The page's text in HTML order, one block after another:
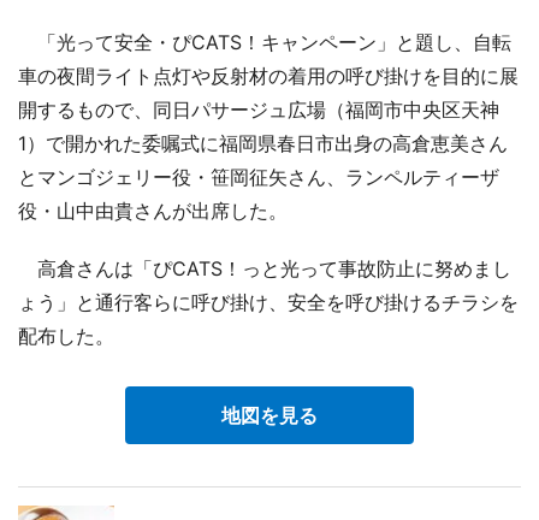
「光って安全・ぴCATS！キャンペーン」と題し、自転
車の夜間ライト点灯や反射材の着用の呼び掛けを目的に展
開するもので、同日パサージュ広場（福岡市中央区天神
1）で開かれた委嘱式に福岡県春日市出身の高倉恵美さん
とマンゴジェリー役・笹岡征矢さん、ランペルティーザ
役・山中由貴さんが出席した。
高倉さんは「ぴCATS！っと光って事故防止に努めまし
ょう」と通行客らに呼び掛け、安全を呼び掛けるチラシを
配布した。
地図を見る